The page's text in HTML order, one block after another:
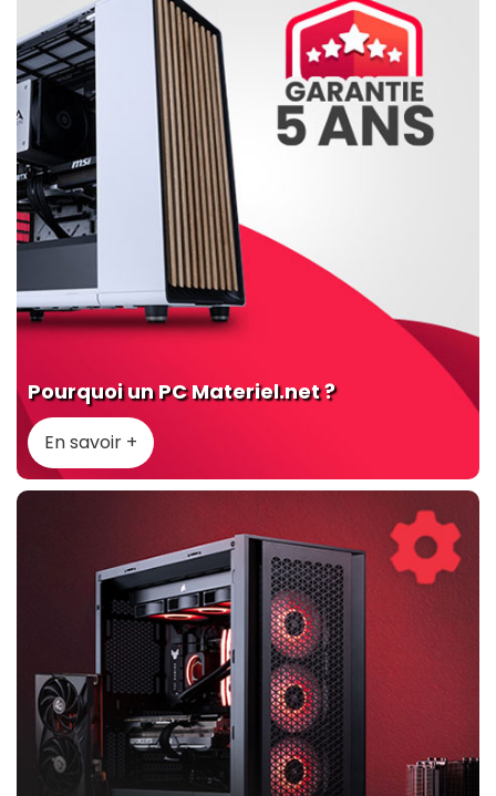
Pourquoi un PC Materiel.net ?
En savoir +